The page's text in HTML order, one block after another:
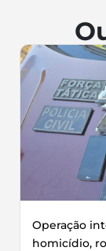
Operação
homicídio,